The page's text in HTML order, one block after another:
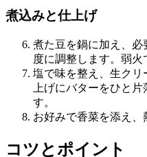
煮込みと仕上げ
煮た豆を鍋に加え、必
度に調整します。弱火
塩で味を整え、生ク
上げにバターをひと
す。
お好みで香菜を添え、
コツとポイント